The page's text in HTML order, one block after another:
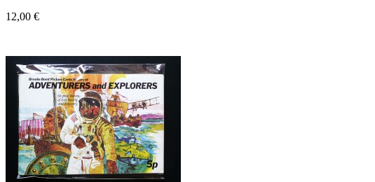
12,00 €